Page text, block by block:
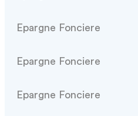
Epargne Fonciere
Epargne Fonciere
Epargne Fonciere